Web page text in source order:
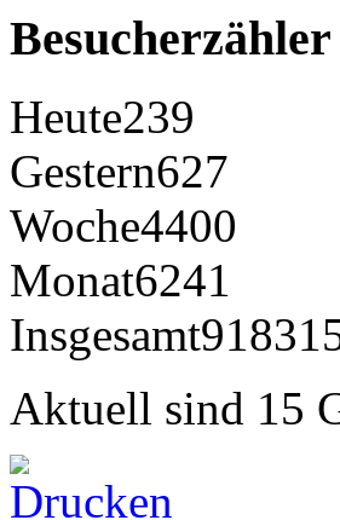
Besucherzähler
Heute239
Gestern627
Woche4400
Monat6241
Insgesamt
Aktuell sind 15